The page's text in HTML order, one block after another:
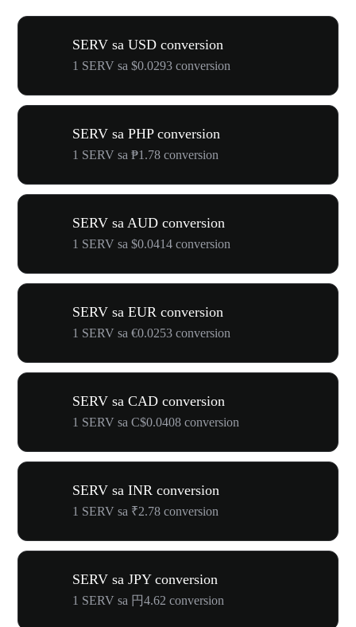
SERV sa USD conversion
1 SERV sa $0.0293 conversion
SERV sa PHP conversion
1 SERV sa ₱1.78 conversion
SERV sa AUD conversion
1 SERV sa $0.0414 conversion
SERV sa EUR conversion
1 SERV sa €0.0253 conversion
SERV sa CAD conversion
1 SERV sa C$0.0408 conversion
SERV sa INR conversion
1 SERV sa ₹2.78 conversion
SERV sa JPY conversion
1 SERV sa 円4.62 conversion